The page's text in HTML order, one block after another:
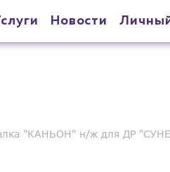
Новости
"КАНЬОН" н/ж для ДР